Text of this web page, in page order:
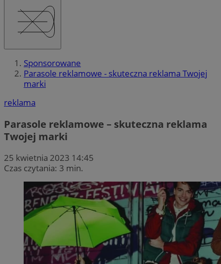
Sponsorowane
Parasole reklamowe - skuteczna reklama Twojej
marki
reklama
Parasole reklamowe – skuteczna reklama
Twojej marki
25 kwietnia 2023 14:45
Czas czytania: 3 min.